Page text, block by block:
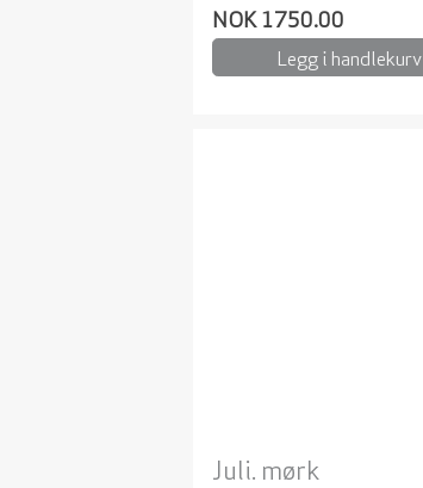
NOK 1750.00
Legg i handlekurv
Juli. mørk